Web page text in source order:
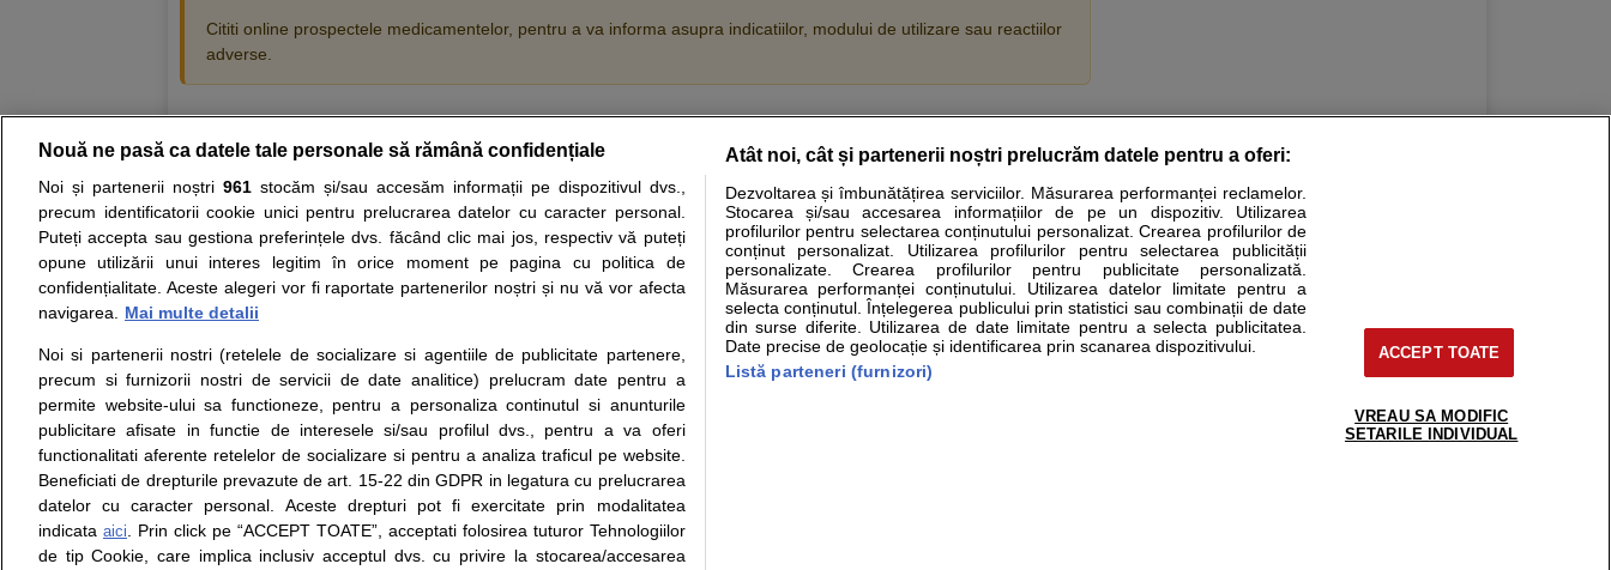
Cititi online prospectele medicamentelor, pentru a va informa asupra indicatiilor, modului de utilizare sau reactiilor
adverse.
Resurse: Autoevaluare simptome Interpretare analize Specialitati medicale
Opiniile avizate ale medicilor, sfaturile si orice alte informatii despre sanatate disponibile pe sfatulmedicului.ro au scop informativ si educational. Ele nu pot substitui consultul medical direct si
nici diagnosticul stabilit in urma investigatiilor si analizelor medicale. Va sfatuim, ca pe langa informatia primita pe sfatulmedicului.ro sa consultati fie medicul Dvs., fie unul dintre medicii pe care
ii punem la dispozitie pentru programare in sistemul de programari la medic Clickmed.
Despre noi
Contact
Intrebari frecvente
Consultanti
medicali
Termeni si conditii
Politica de
confidentialitate
Politica de cookie
Modifica Setarile Cookie
Drepturile consumatorului
Protectia consumatorilor -
ANPC
Solutionarea Alternativa a
Litigiilor
Info consumator: 0800.080.999
Formulare europene - CNAS
Ministerul Sanatatii - ANMDM
Parteneri
Inscriere clinica
Pentru pacient
support@sfatulmedicului.ro
0374 109 268
© Copyright © 2005 - 2026
Nouă ne pasă ca datele tale personale să rămână confidențiale
Noi și partenerii noștri 961stocăm și/sau accesăm informații pe dispozitivul dvs.,
precum identificatorii cookie unici pentru prelucrarea datelor cu caracter personal.
Puteți accepta sau gestiona preferințele dvs. făcând clic mai jos, respectiv vă puteți
opune utilizării unui interes legitim în orice moment pe pagina cu politica de
confidențialitate. Aceste alegeri vor fi raportate partenerilor noștri și nu vă vor afecta
navigarea.
Mai multe detalii
Noi si partenerii nostri (retelele de socializare si agentiile de publicitate partenere,
precum si furnizorii nostri de servicii de date analitice) prelucram date pentru a
permite website-ului sa functioneze, pentru a personaliza continutul si anunturile
publicitare afisate in functie de interesele si/sau profilul dvs., pentru a va oferi
functionalitati aferente retelelor de socializare si pentru a analiza traficul pe website.
Beneficiati de drepturile prevazute de art. 15-22 din GDPR in legatura cu prelucrarea
datelor cu caracter personal. Aceste drepturi pot fi exercitate prin modalitatea
indicata aici. Prin click pe “ACCEPT TOATE”, acceptati folosirea tuturor Tehnologiilor
de tip Cookie, care implica inclusiv acceptul dvs. cu privire la stocarea/accesarea
Atât noi, cât și partenerii noștri prelucrăm datele pentru a oferi:
Dezvoltarea și îmbunătățirea serviciilor. Măsurarea performanței reclamelor.
Stocarea și/sau accesarea informațiilor de pe un dispozitiv. Utilizarea
profilurilor pentru selectarea conținutului personalizat. Crearea profilurilor de
conținut personalizat. Utilizarea profilurilor pentru selectarea publicității
personalizate. Crearea profilurilor pentru publicitate personalizată.
Măsurarea performanței conținutului. Utilizarea datelor limitate pentru a
selecta conținutul. Înțelegerea publicului prin statistici sau combinații de date
din surse diferite. Utilizarea de date limitate pentru a selecta publicitatea.
Date precise de geolocație și identificarea prin scanarea dispozitivului.
Listă parteneri (furnizori)
ACCEPT TOATE
VREAU SA MODIFIC
SETARILE INDIVIDUAL